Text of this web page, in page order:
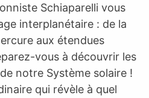
Schiaparelli vous
interplanétaire : de la
aux étendues
vous à découvrir les
notre Système solaire !
qui révèle à quel